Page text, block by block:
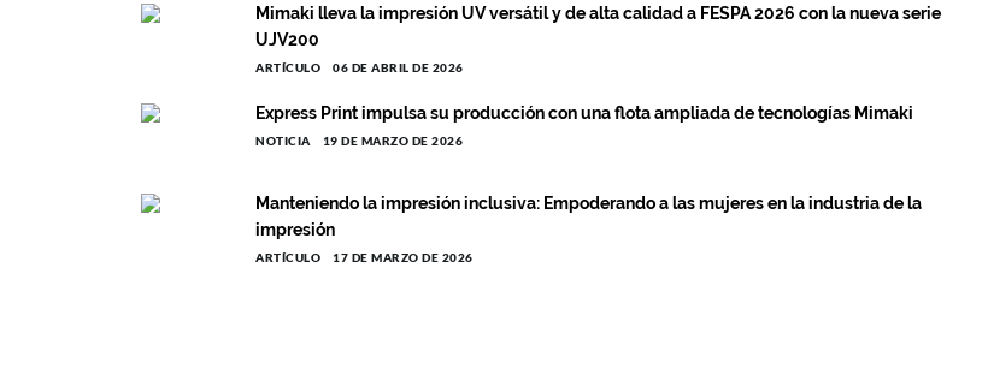
Mimaki lleva la impresión UV versátil y de alta calidad a FESPA 2026 con la nueva serie
UJV200
ARTÍCULO 06 DE ABRIL DE 2026
Express Print impulsa su producción con una flota ampliada de tecnologías Mimaki
NOTICIA 19 DE MARZO DE 2026
Manteniendo la impresión inclusiva: Empoderando a las mujeres en la industria de la
impresión
ARTÍCULO 17 DE MARZO DE 2026